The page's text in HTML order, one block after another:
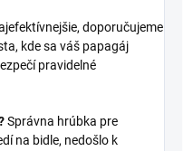
doporučujeme
kde sa váš papagáj
pravidelné
Správna hrúbka pre
na bidle, nedošlo k